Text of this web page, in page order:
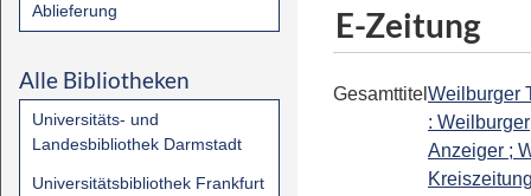
Ablieferung
Alle Bibliotheken
Universitäts- und
Landesbibliothek Darmstadt
Universitätsbibliothek Frankfurt
E-Zeitung
Gesamttitel Weilburger
: Weilburger
Anzeiger ;